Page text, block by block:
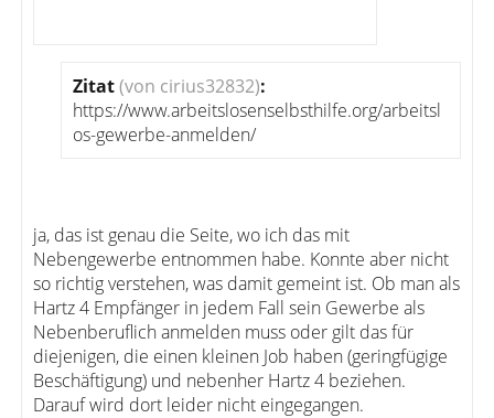
Zitat(von cirius32832):
https://www.arbeitslosenselbsthilfe.org/arbeitsl
os-gewerbe-anmelden/
ja, das ist genau die Seite, wo ich das mit
Nebengewerbe entnommen habe. Konnte aber nicht
so richtig verstehen, was damit gemeint ist. Ob man als
Hartz 4 Empfänger in jedem Fall sein Gewerbe als
Nebenberuflich anmelden muss oder gilt das für
diejenigen, die einen kleinen Job haben (geringfügige
Beschäftigung) und nebenher Hartz 4 beziehen.
Darauf wird dort leider nicht eingegangen.